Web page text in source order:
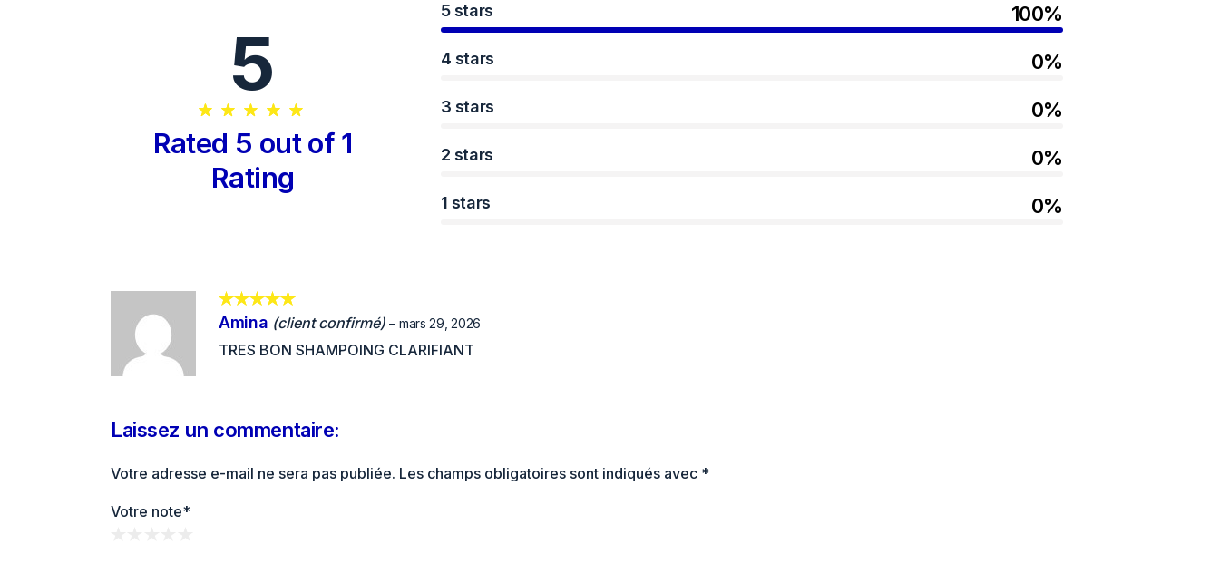
5
Rated 5 out of 1
Rating
100%
5 stars
0%
4 stars
0%
3 stars
0%
2 stars
0%
1 stars
Amina (client confirmé) – mars 29, 2026
TRES BON SHAMPOING CLARIFIANT
Laissez un commentaire:
Votre adresse e-mail ne sera pas publiée. Les champs obligatoires sont indiqués avec *
Votre note*